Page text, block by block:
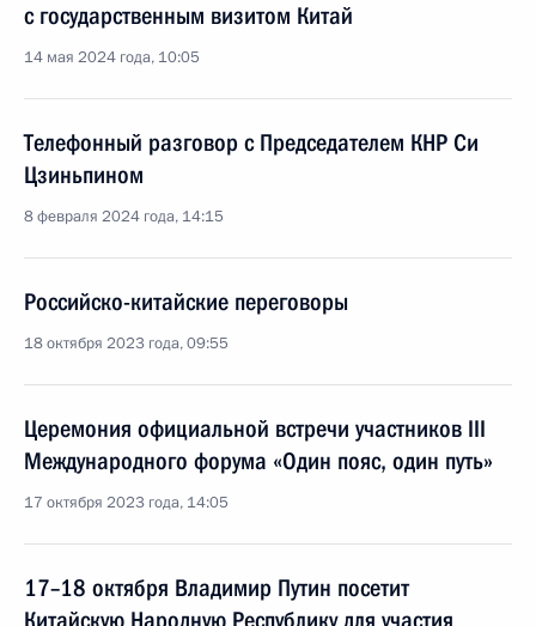
с государственным визитом Китай
14 мая 2024 года, 10:05
Телефонный разговор с Председателем КНР Си
Цзиньпином
8 февраля 2024 года, 14:15
Российско-китайские переговоры
18 октября 2023 года, 09:55
Церемония официальной встречи участников III
Международного форума «Один пояс, один путь»
17 октября 2023 года, 14:05
17–18 октября Владимир Путин посетит
Китайскую Народную Республику для участия